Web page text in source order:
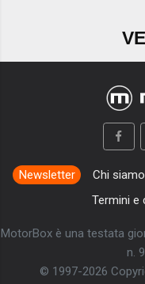
Newsletter Chi siamo
Termini e
MotorBox è una testata
n.
© 1997-2026